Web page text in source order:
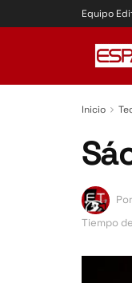
Equipo
Inicio
Por
Tiempo